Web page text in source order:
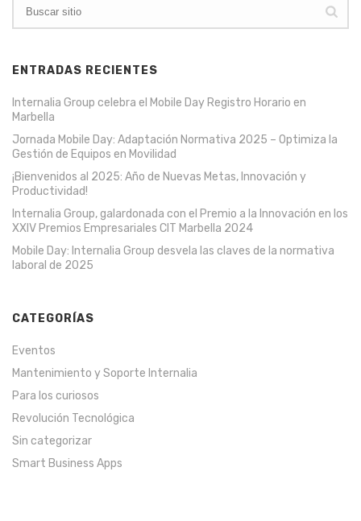
ENTRADAS RECIENTES
Internalia Group celebra el Mobile Day Registro Horario en
Marbella
Jornada Mobile Day: Adaptación Normativa 2025 – Optimiza la
Gestión de Equipos en Movilidad
¡Bienvenidos al 2025: Año de Nuevas Metas, Innovación y
Productividad!
Internalia Group, galardonada con el Premio a la Innovación en los
XXIV Premios Empresariales CIT Marbella 2024
Mobile Day: Internalia Group desvela las claves de la normativa
laboral de 2025
CATEGORÍAS
Eventos
Mantenimiento y Soporte Internalia
Para los curiosos
Revolución Tecnológica
Sin categorizar
Smart Business Apps